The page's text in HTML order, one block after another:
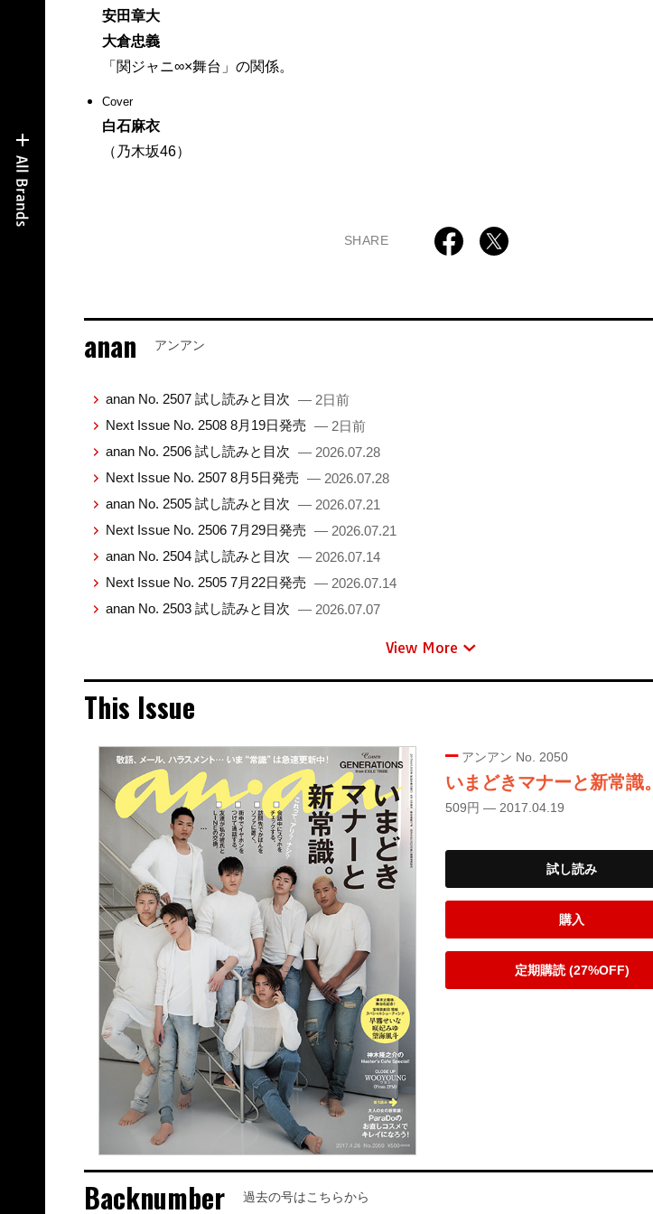
安田章大
大倉忠義
「関ジャニ∞×舞台」の関係。
Cover
白石麻衣
（乃木坂46）
SHARE
anan アンアン
anan No. 2507 試し読みと目次 — 2日前
Next Issue No. 2508 8月19日発売 — 2日前
anan No. 2506 試し読みと目次 — 2026.07.28
Next Issue No. 2507 8月5日発売 — 2026.07.28
anan No. 2505 試し読みと目次 — 2026.07.21
Next Issue No. 2506 7月29日発売 — 2026.07.21
anan No. 2504 試し読みと目次 — 2026.07.14
Next Issue No. 2505 7月22日発売 — 2026.07.14
anan No. 2503 試し読みと目次 — 2026.07.07
View More
This Issue
アンアン No. 2050
いまどきマナーと新常識。
509円 — 2017.04.19
試し読み
購入
定期購読 (27%OFF)
Backnumber 過去の号はこちらから